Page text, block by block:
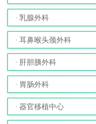
乳腺外科
耳鼻喉头颈外科
肝胆胰外科
胃肠外科
器官移植中心